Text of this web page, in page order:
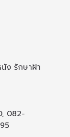
ง รักษาฝ้า
082-